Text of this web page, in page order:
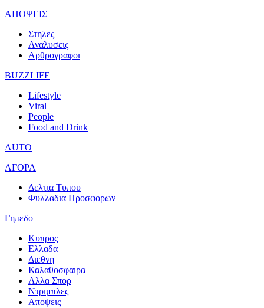
ΑΠΟΨΕΙΣ
Στηλες
Αναλυσεις
Αρθρογραφοι
BUZZLIFE
Lifestyle
Viral
People
Food and Drink
AUTO
ΑΓΟΡΑ
Δελτια Τυπου
Φυλλαδια Προσφορων
Γηπεδο
Κυπρος
Ελλαδα
Διεθνη
Καλαθοσφαιρα
Αλλα Σπορ
Ντριμπλες
Αποψεις